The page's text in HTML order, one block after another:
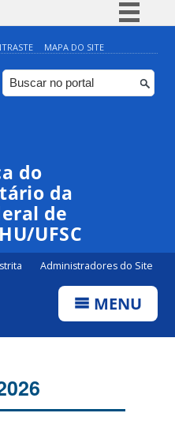
Simplifique!
Comunica BR
Participe
MAPA DO SITE
do
da
de
UFSC
Administradores do Site
MENU